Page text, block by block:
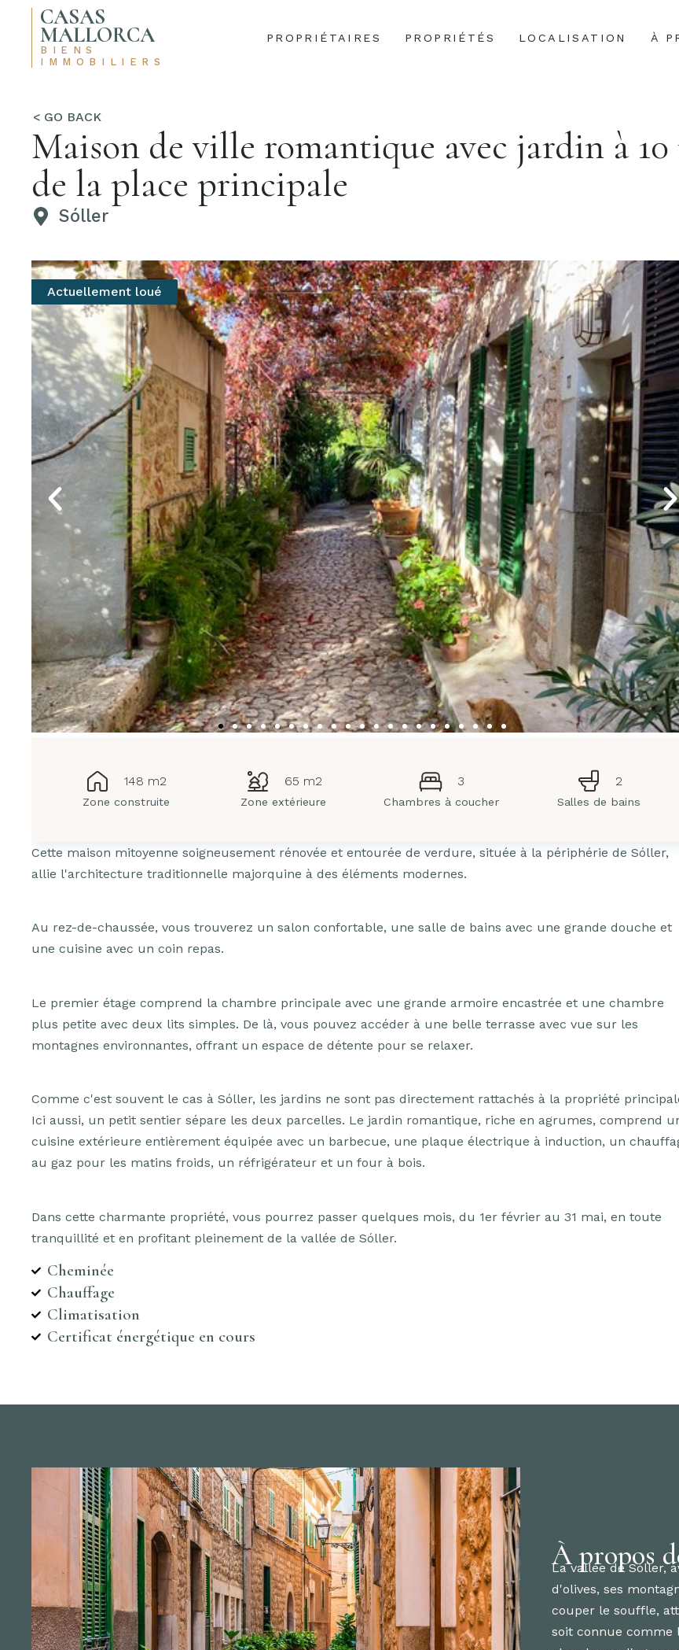
CASAS
MALLORCA
BIENS
IMMOBILIERS
PROPRIÉTAIRES PROPRIÉTÉS LOCALISATION À
Maison de ville romantique avec jardin à
de la place principale
Sóller
Actuellement loué
148 m2
Zone construite
65 m2
Zone extérieure
3
Chambres à coucher
2
Salles de bains
Cette maison mitoyenne soigneusement rénovée et entourée de verdure, située à la périphérie de Sóller,
allie l'architecture traditionnelle majorquine à des éléments modernes.
Au rez-de-chaussée, vous trouverez un salon confortable, une salle de bains avec une grande douche et
une cuisine avec un coin repas.
Le premier étage comprend la chambre principale avec une grande armoire encastrée et une chambre
plus petite avec deux lits simples. De là, vous pouvez accéder à une belle terrasse avec vue sur les
montagnes environnantes, offrant un espace de détente pour se relaxer.
Comme c'est souvent le cas à Sóller, les jardins ne sont pas directement rattachés à la propriété
Ici aussi, un petit sentier sépare les deux parcelles. Le jardin romantique, riche en agrumes, comprend
cuisine extérieure entièrement équipée avec un barbecue, une plaque électrique à induction, un
au gaz pour les matins froids, un réfrigérateur et un four à bois.
Dans cette charmante propriété, vous pourrez passer quelques mois, du 1er février au 31 mai, en toute
tranquillité et en profitant pleinement de la vallée de Sóller.
Cheminée
Chauffage
Climatisation
Certificat énergétique en cours
À propos
La vallée de Sóller,
d'olives, ses
couper le souffle,
soit connue comme